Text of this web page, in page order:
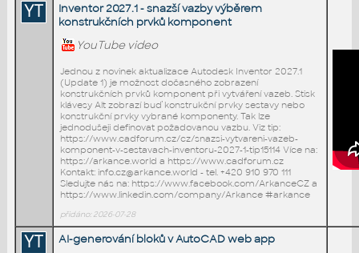
YT
Inventor 2027.1 - snazší vazby výběrem
konstrukčních prvků komponent
YouTube video
Jednou z novinek aktualizace Autodesk Inventor 2027.1
(Update 1) je možnost dočasného zobrazení
konstrukčních prvků komponent při vytváření vazeb. Stisk
klávesy Alt zobrazí buď konstrukční prvky sestavy nebo
konstrukční prvky vybrané komponenty. Tak lze
jednodušeji definovat požadovanou vazbu. Viz tip:
https://www.cadforum.cz/cz/snazsi-vytvareni-vazeb-
komponent-v-sestavach-inventoru-2027-1-tip15114 Více na:
https://arkance.world a https://www.cadforum.cz
Kontakt: info.cz@arkance.world - tel. +420 910 970 111
Sledujte nás na: https://www.facebook.com/ArkanceCZ a
https://www.linkedin.com/company/Arkance #arkance
přidáno: 2026-07-28
YT
AI-generování bloků v AutoCAD web app